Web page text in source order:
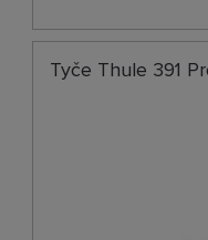
Tyče Thule 391